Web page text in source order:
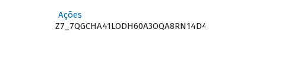
Ações
Z7_7QGCHA41LODH60A3OQA8RN14D4